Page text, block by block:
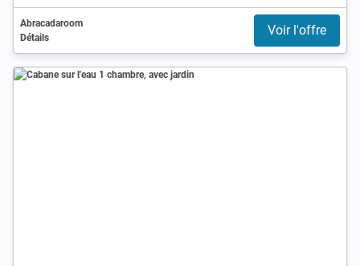
Abracadaroom
Détails
Voir l'offre